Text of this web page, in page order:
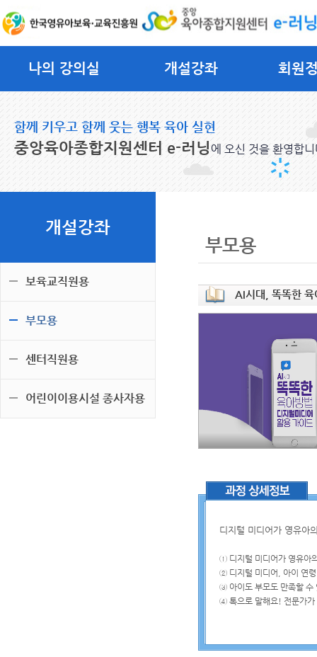
나의 강의실 개설강좌 회원
함께 키우고 함께 웃는 행복 육아 실현
중앙육아종합지원센터 e-러닝 에 오신 것을 환영합
개설강좌
보육교직원용
부모용
센터직원용
어린이이용시설 종사자용
부모용
AI시대, 똑똑한 육
디지털 미디어가 영유아
① 디지털 미디어가 영유아
② 디지털 미디어, 아이 연
③ 아이도 부모도 만족할 수
④ 톡으로 말해요! 전문가가